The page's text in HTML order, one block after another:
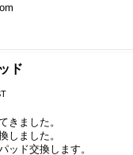
ド
きました。
しました。
ッド交換します。